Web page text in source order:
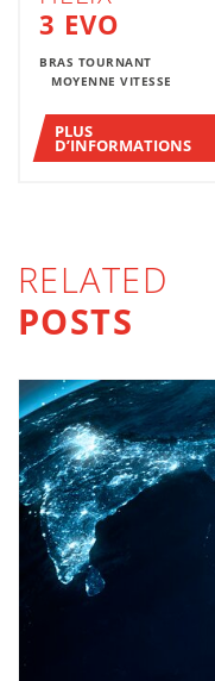
3 EVO
BRAS TOURNANT
MOYENNE VITESSE
PLUS
D’INFORMATIONS
RELATED
POSTS